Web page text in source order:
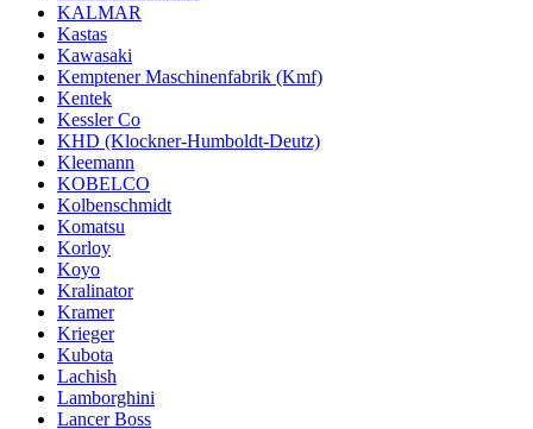
KALMAR
Kastas
Kawasaki
Kemptener Maschinenfabrik (Kmf)
Kentek
Kessler Co
KHD (Klockner-Humboldt-Deutz)
Kleemann
KOBELCO
Kolbenschmidt
Komatsu
Korloy
Koyo
Kralinator
Kramer
Krieger
Kubota
Lachish
Lamborghini
Lancer Boss